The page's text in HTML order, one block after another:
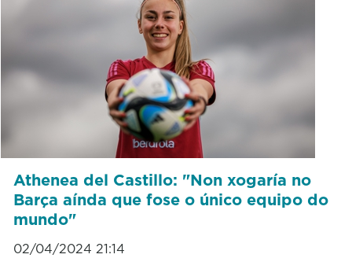
Athenea del Castillo: "Non xogaría no
Barça aínda que fose o único equipo do
mundo"
02/04/2024 21:14